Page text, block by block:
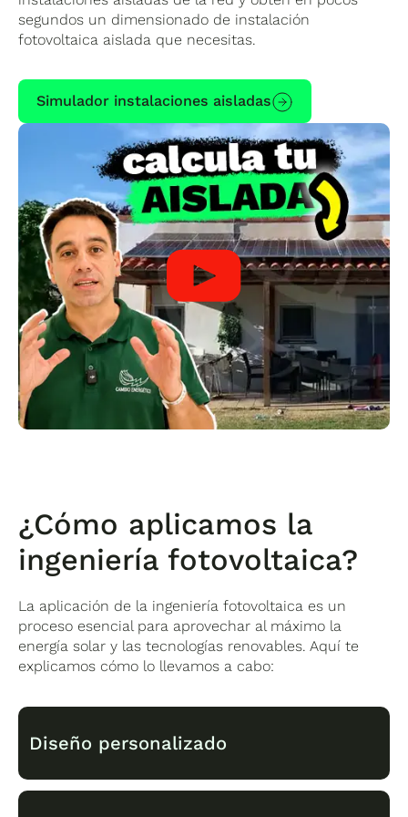
segundos un dimensionado de instalación
fotovoltaica aislada que necesitas.
Simulador instalaciones aisladas
¿Cómo aplicamos la
ingeniería fotovoltaica?
La aplicación de la ingeniería fotovoltaica es un
proceso esencial para aprovechar al máximo la
energía solar y las tecnologías renovables. Aquí te
explicamos cómo lo llevamos a cabo:
Diseño personalizado